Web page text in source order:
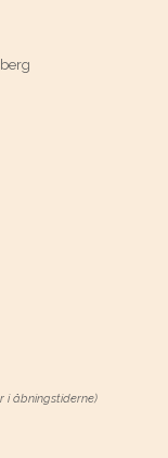
i åbningstiderne)